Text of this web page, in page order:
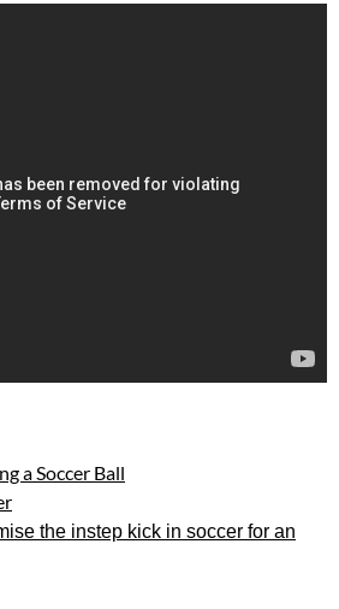
a Soccer Ball
the instep kick in soccer for an